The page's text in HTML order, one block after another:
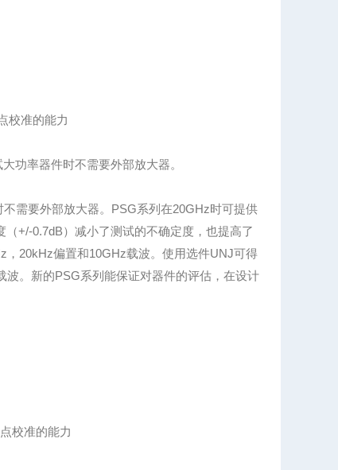
校准的能力
功率器件时不需要外部放大器。
需要外部放大器。PSG系列在20GHz时可提供
+/-0.7dB）减小了测试的不确定度，也提高了
20kHz偏置和10GHz载波。使用选件UNJ可得
。新的PSG系列能保证对器件的评估，在设计
校准的能力